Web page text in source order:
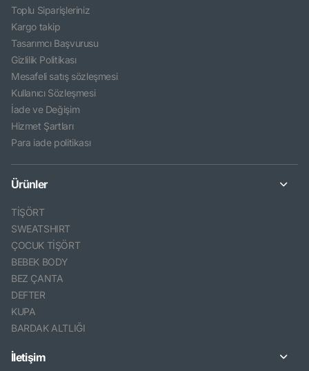
Toplu Siparişleriniz
Kargo takip
Tasarımcı Başvurusu
Gizlilik Politikası
Mesafeli satış sözleşmesi
Kullanıcı Sözleşmesi
İade ve Değişim
Hizmet Şartları
Para iade politikası
Ürünler
TİŞÖRT
SWEATSHIRT
ÇOCUK TİŞÖRT
BEBEK BODY
BEZ ÇANTA
DEFTER
KUPA
BARDAK ALTLIĞI
İletişim